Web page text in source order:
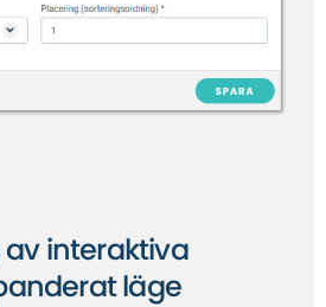
av interaktiva
läge